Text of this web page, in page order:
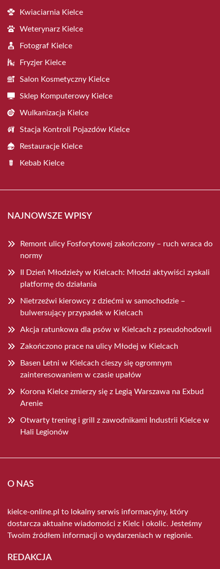
Kwiaciarnia Kielce
Weterynarz Kielce
Fotograf Kielce
Fryzjer Kielce
Salon Kosmetyczny Kielce
Sklep Komputerowy Kielce
Wulkanizacja Kielce
Stacja Kontroli Pojazdów Kielce
Restauracje Kielce
Kebab Kielce
NAJNOWSZE WPISY
Remont ulicy Fosforytowej zakończony – ruch wraca do
normy
II Dzień Młodzieży w Kielcach: Młodzi aktywiści zyskali
platformę do działania
Nietrzeźwi kierowcy z dziećmi w samochodzie –
bulwersujący przypadek w Kielcach
Akcja ratunkowa dla psów w Kielcach z pseudohodowli
Zakończono prace na ulicy Młodej w Kielcach
Basen Letni w Kielcach cieszy się ogromnym
zainteresowaniem w czasie upałów
Korona Kielce zmierzy się z Legią Warszawa na Exbud
Arenie
Otwarty trening i grill z zawodnikami Industrii Kielce w
Hali Legionów
O NAS
kielce-online.pl to lokalny serwis informacyjny, który
dostarcza aktualne wiadomości z Kielc i okolic. Jesteśmy
Twoim źródłem informacji o wydarzeniach w regionie.
REDAKCJA